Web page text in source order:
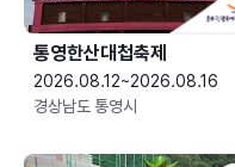
통영한산대첩축제
2026.08.12~2026.08.16
경상남도 통영시